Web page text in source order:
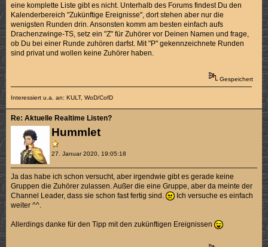
eine komplette Liste gibt es nicht. Unterhalb des Forums findest Du den
Kalenderbereich "Zukünftige Ereignisse", dort stehen aber nur die
wenigsten Runden drin. Ansonsten komm am besten einfach aufs
Drachenzwinge-TS, setz ein "Z" für Zuhörer vor Deinen Namen und frage,
ob Du bei einer Runde zuhören darfst. Mit "P" gekennzeichnete Runden
sind privat und wollen keine Zuhörer haben.
Gespeichert
Interessiert u.a. an: KULT, WoD/CofD
Hummlet
27. Januar 2020, 19:05:18
Re: Aktuelle Realtime Listen?
Ja das habe ich schon versucht, aber irgendwie gibt es gerade keine
Gruppen die Zuhörer zulassen. Außer die eine Gruppe, aber da meinte der
Channel Leader, dass sie schon fast fertig sind.
Ich versuche es einfach
weiter ^^.
Allerdings danke für den Tipp mit den zukünftigen Ereignissen